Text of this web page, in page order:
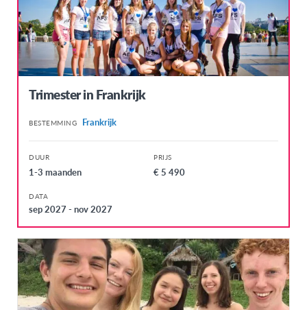
Trimester in Frankrijk
BESTEMMING Frankrijk
DUUR
1-3 maanden
PRIJS
€ 5 490
DATA
sep 2027 - nov 2027